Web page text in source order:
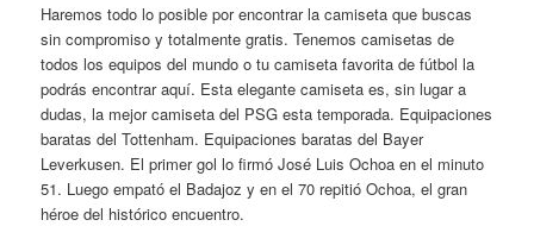
Haremos todo lo posible por encontrar la camiseta que buscas
sin compromiso y totalmente gratis. Tenemos camisetas de
todos los equipos del mundo o tu camiseta favorita de fútbol la
podrás encontrar aquí. Esta elegante camiseta es, sin lugar a
dudas, la mejor camiseta del PSG esta temporada. Equipaciones
baratas del Tottenham. Equipaciones baratas del Bayer
Leverkusen. El primer gol lo firmó José Luis Ochoa en el minuto
51. Luego empató el Badajoz y en el 70 repitió Ochoa, el gran
héroe del histórico encuentro.